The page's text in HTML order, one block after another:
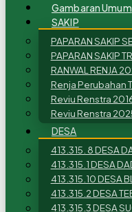
Gambaran Umum
SAKIP
PAPARAN SAKIP
PAPARAN SAKIP
RANWAL RENJA
Renja Perubahan
Reviu Renstra
Reviu Renstra
DESA
413.315. 8 DESA
413.315.1 DESA
413.315.10 DESA
413.315.2 DESA
413.315.3 DESA